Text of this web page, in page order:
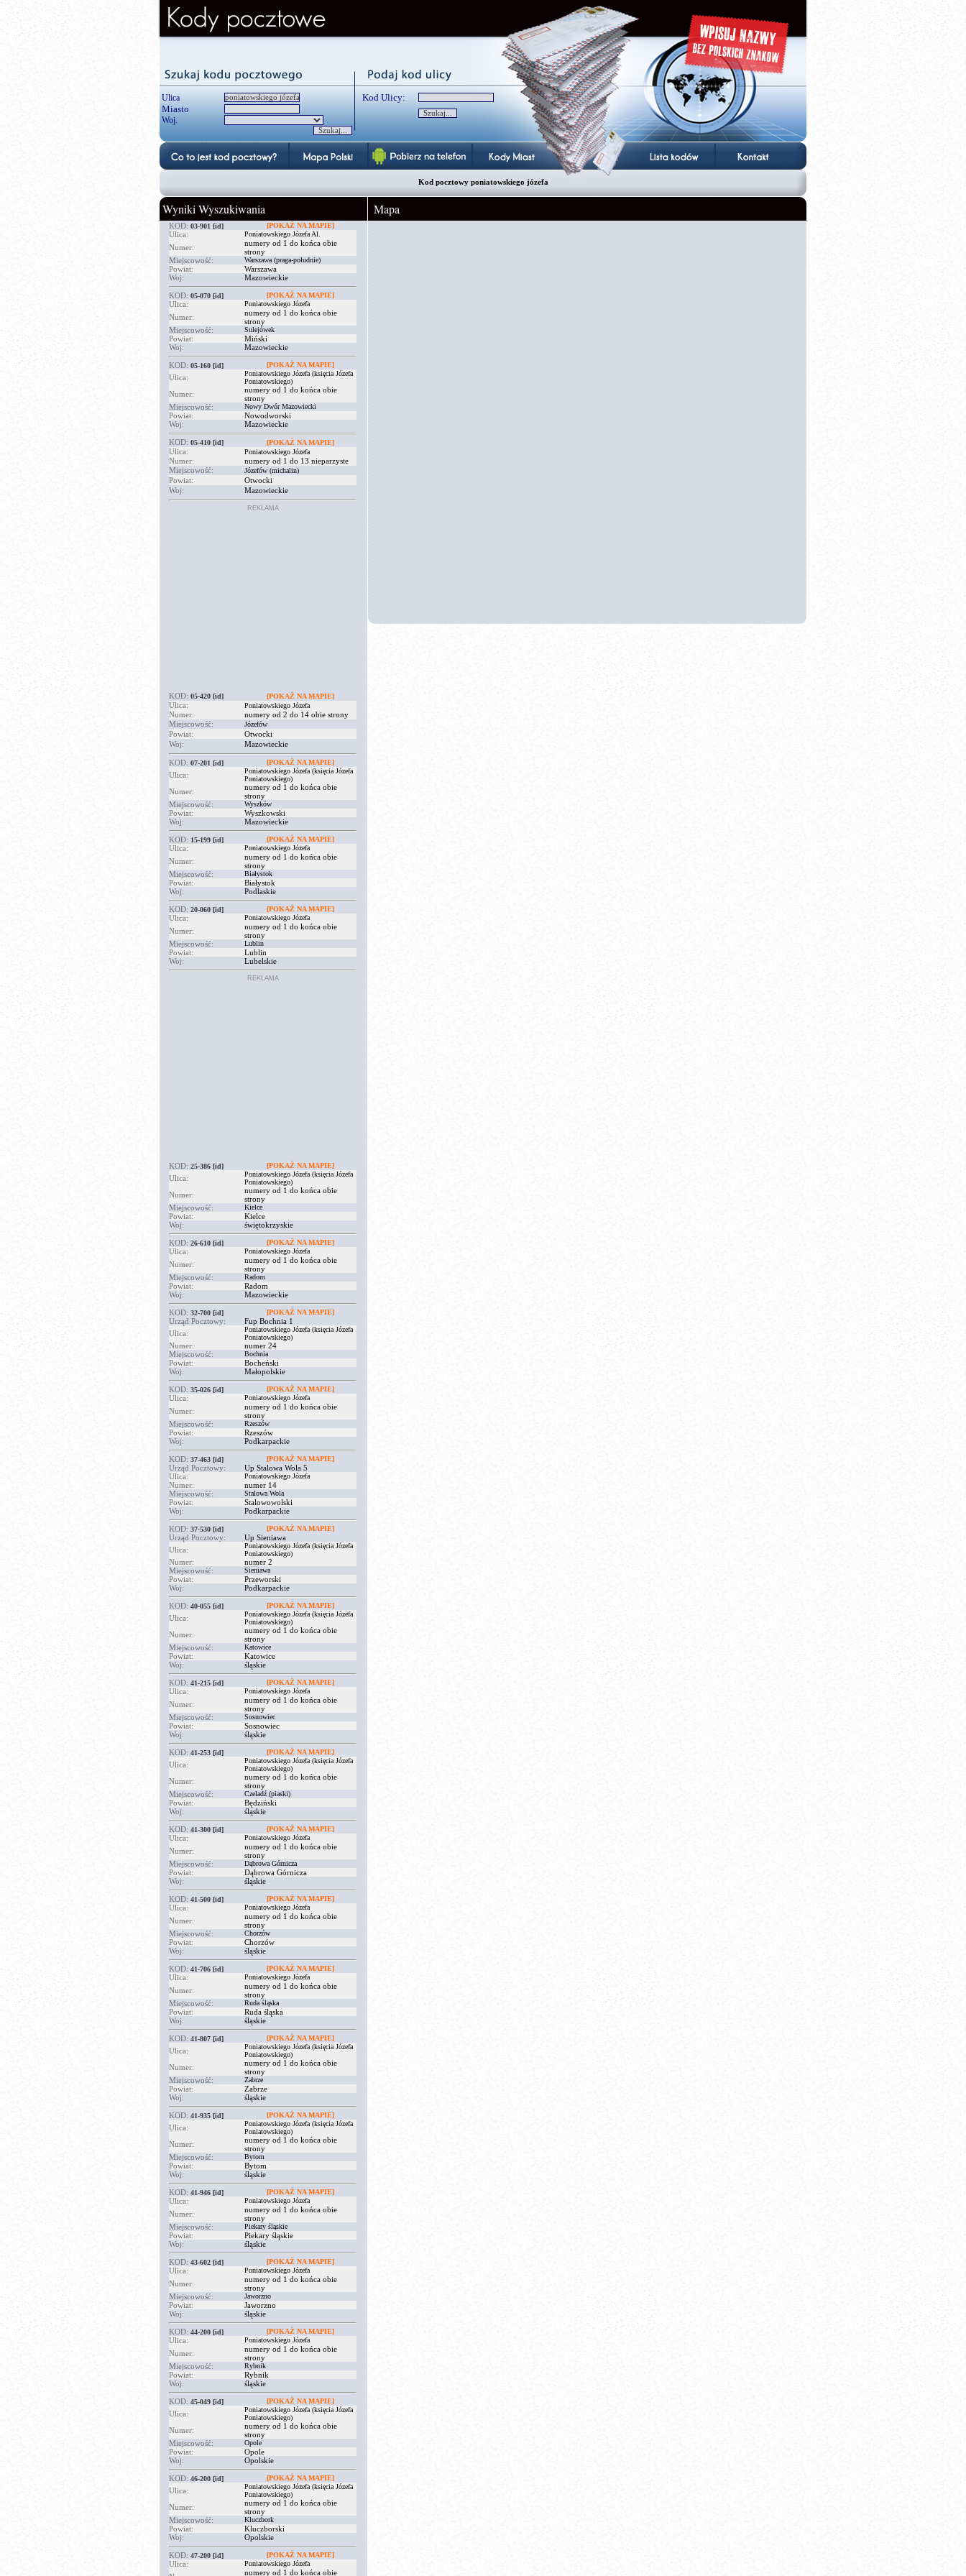
Ulica
Miasto
Woj.
Kod Ulicy:
Kod pocztowy poniatowskiego józefa
Wyniki Wyszukiwania
KOD: 03-901 [id] [POKAŻ NA MAPIE]
Ulica: Poniatowskiego Józefa Al.
Numer:
numery od 1 do końca obie
strony
Miejscowość:
Warszawa (praga-południe)
Powiat:
Warszawa
Woj:
Mazowieckie
KOD: 05-070 [id] [POKAŻ NA MAPIE]
Ulica: Poniatowskiego Józefa
Numer:
numery od 1 do końca obie
strony
Miejscowość:
Sulejówek
Powiat:
Miński
Woj:
Mazowieckie
KOD: 05-160 [id] [POKAŻ NA MAPIE]
Ulica:
Poniatowskiego Józefa (księcia Józefa
Poniatowskiego)
Numer:
numery od 1 do końca obie
strony
Miejscowość:
Nowy Dwór Mazowiecki
Powiat:
Nowodworski
Woj:
Mazowieckie
KOD: 05-410 [id] [POKAŻ NA MAPIE]
Ulica: Poniatowskiego Józefa
Numer:
numery od 1 do 13 nieparzyste
Miejscowość:
Józefów (michalin)
Powiat:
Otwocki
Woj:
Mazowieckie
REKLAMA
KOD: 05-420 [id] [POKAŻ NA MAPIE]
Ulica: Poniatowskiego Józefa
Numer:
numery od 2 do 14 obie strony
Miejscowość:
Józefów
Powiat:
Otwocki
Woj:
Mazowieckie
KOD: 07-201 [id] [POKAŻ NA MAPIE]
Ulica:
Poniatowskiego Józefa (księcia Józefa
Poniatowskiego)
Numer:
numery od 1 do końca obie
strony
Miejscowość:
Wyszków
Powiat:
Wyszkowski
Woj:
Mazowieckie
KOD: 15-199 [id] [POKAŻ NA MAPIE]
Ulica: Poniatowskiego Józefa
Numer:
numery od 1 do końca obie
strony
Miejscowość:
Białystok
Powiat:
Białystok
Woj:
Podlaskie
KOD: 20-060 [id] [POKAŻ NA MAPIE]
Ulica: Poniatowskiego Józefa
Numer:
numery od 1 do końca obie
strony
Miejscowość:
Lublin
Powiat:
Lublin
Woj:
Lubelskie
REKLAMA
KOD: 25-386 [id] [POKAŻ NA MAPIE]
Ulica:
Poniatowskiego Józefa (księcia Józefa
Poniatowskiego)
Numer:
numery od 1 do końca obie
strony
Miejscowość:
Kielce
Powiat:
Kielce
Woj:
świętokrzyskie
KOD: 26-610 [id] [POKAŻ NA MAPIE]
Ulica: Poniatowskiego Józefa
Numer:
numery od 1 do końca obie
strony
Miejscowość:
Radom
Powiat:
Radom
Woj:
Mazowieckie
KOD: 32-700 [id] [POKAŻ NA MAPIE]
Urząd Pocztowy:
Fup Bochnia 1
Ulica:
Poniatowskiego Józefa (księcia Józefa
Poniatowskiego)
Numer:
numer 24
Miejscowość:
Bochnia
Powiat:
Bocheński
Woj:
Małopolskie
KOD: 35-026 [id] [POKAŻ NA MAPIE]
Ulica: Poniatowskiego Józefa
Numer:
numery od 1 do końca obie
strony
Miejscowość:
Rzeszów
Powiat:
Rzeszów
Woj:
Podkarpackie
KOD: 37-463 [id] [POKAŻ NA MAPIE]
Urząd Pocztowy:
Up Stalowa Wola 5
Ulica:
Poniatowskiego Józefa
Numer:
numer 14
Miejscowość:
Stalowa Wola
Powiat:
Stalowowolski
Woj:
Podkarpackie
KOD: 37-530 [id] [POKAŻ NA MAPIE]
Urząd Pocztowy:
Up Sieniawa
Ulica:
Poniatowskiego Józefa (księcia Józefa
Poniatowskiego)
Numer:
numer 2
Miejscowość:
Sieniawa
Powiat:
Przeworski
Woj:
Podkarpackie
KOD: 40-055 [id] [POKAŻ NA MAPIE]
Ulica:
Poniatowskiego Józefa (księcia Józefa
Poniatowskiego)
Numer:
numery od 1 do końca obie
strony
Miejscowość:
Katowice
Powiat:
Katowice
Woj:
śląskie
KOD: 41-215 [id] [POKAŻ NA MAPIE]
Ulica: Poniatowskiego Józefa
Numer:
numery od 1 do końca obie
strony
Miejscowość:
Sosnowiec
Powiat:
Sosnowiec
Woj:
śląskie
KOD: 41-253 [id] [POKAŻ NA MAPIE]
Ulica:
Poniatowskiego Józefa (księcia Józefa
Poniatowskiego)
Numer:
numery od 1 do końca obie
strony
Miejscowość:
Czeladź (piaski)
Powiat:
Będziński
Woj:
śląskie
KOD: 41-300 [id] [POKAŻ NA MAPIE]
Ulica: Poniatowskiego Józefa
Numer:
numery od 1 do końca obie
strony
Miejscowość:
Dąbrowa Górnicza
Powiat:
Dąbrowa Górnicza
Woj:
śląskie
KOD: 41-500 [id] [POKAŻ NA MAPIE]
Ulica: Poniatowskiego Józefa
Numer:
numery od 1 do końca obie
strony
Miejscowość:
Chorzów
Powiat:
Chorzów
Woj:
śląskie
KOD: 41-706 [id] [POKAŻ NA MAPIE]
Ulica: Poniatowskiego Józefa
Numer:
numery od 1 do końca obie
strony
Miejscowość:
Ruda śląska
Powiat:
Ruda śląska
Woj:
śląskie
KOD: 41-807 [id] [POKAŻ NA MAPIE]
Ulica:
Poniatowskiego Józefa (księcia Józefa
Poniatowskiego)
Numer:
numery od 1 do końca obie
strony
Miejscowość:
Zabrze
Powiat:
Zabrze
Woj:
śląskie
KOD: 41-935 [id] [POKAŻ NA MAPIE]
Ulica:
Poniatowskiego Józefa (księcia Józefa
Poniatowskiego)
Numer:
numery od 1 do końca obie
strony
Miejscowość:
Bytom
Powiat:
Bytom
Woj:
śląskie
KOD: 41-946 [id] [POKAŻ NA MAPIE]
Ulica: Poniatowskiego Józefa
Numer:
numery od 1 do końca obie
strony
Miejscowość:
Piekary śląskie
Powiat:
Piekary śląskie
Woj:
śląskie
KOD: 43-602 [id] [POKAŻ NA MAPIE]
Ulica: Poniatowskiego Józefa
Numer:
numery od 1 do końca obie
strony
Miejscowość:
Jaworzno
Powiat:
Jaworzno
Woj:
śląskie
KOD: 44-200 [id] [POKAŻ NA MAPIE]
Ulica: Poniatowskiego Józefa
Numer:
numery od 1 do końca obie
strony
Miejscowość:
Rybnik
Powiat:
Rybnik
Woj:
śląskie
KOD: 45-049 [id] [POKAŻ NA MAPIE]
Ulica:
Poniatowskiego Józefa (księcia Józefa
Poniatowskiego)
Numer:
numery od 1 do końca obie
strony
Miejscowość:
Opole
Powiat:
Opole
Woj:
Opolskie
KOD: 46-200 [id] [POKAŻ NA MAPIE]
Ulica:
Poniatowskiego Józefa (księcia Józefa
Poniatowskiego)
Numer:
numery od 1 do końca obie
strony
Miejscowość:
Kluczbork
Powiat:
Kluczborski
Woj:
Opolskie
KOD: 47-200 [id] [POKAŻ NA MAPIE]
Ulica: Poniatowskiego Józefa
numery od 1 do końca obie
Mapa